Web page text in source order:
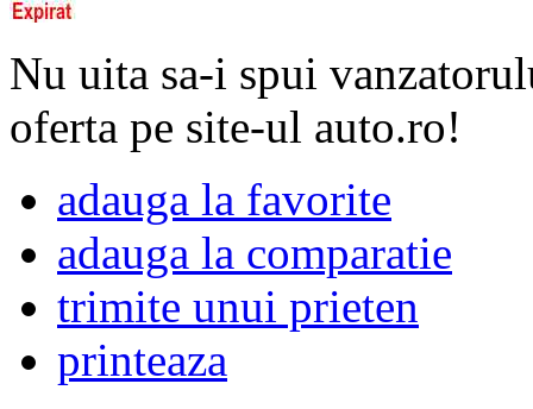
Nu uita sa-i spui
oferta pe site-ul auto.ro!
adauga la favorite
adauga la comparatie
trimite unui prieten
printeaza